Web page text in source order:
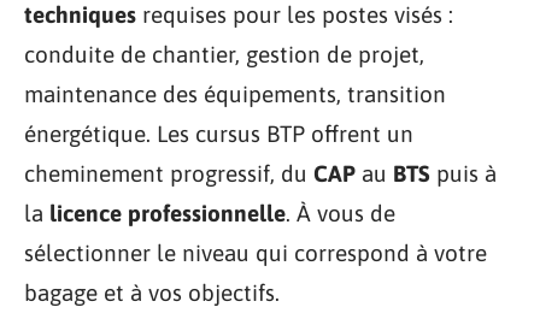
techniques requises pour les postes visés :
conduite de chantier, gestion de projet,
maintenance des équipements, transition
énergétique. Les cursus BTP offrent un
cheminement progressif, du CAP au BTS puis à
la licence professionnelle. À vous de
sélectionner le niveau qui correspond à votre
bagage et à vos objectifs.